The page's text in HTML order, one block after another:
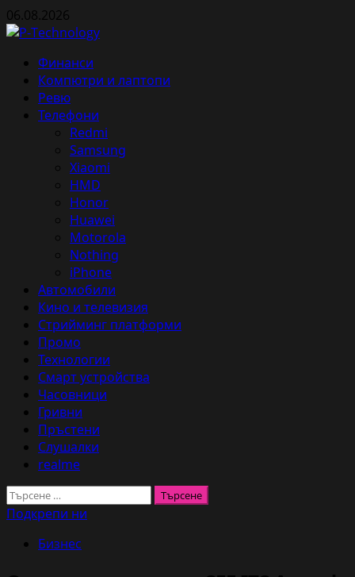
Skip
to
06.08.2026
Primary
Menu
Финанси
Компютри и лаптопи
Ревю
Телефони
Redmi
Samsung
Xiaomi
HMD
Honor
Huawei
Motorola
Nothing
iPhone
Автомобили
Кино и телевизия
Стрийминг платформи
Промо
Технологии
Смарт устройства
Часовници
Гривни
Пръстени
Слушалки
realme
Търсене
за:
Подкрепи ни
Бизнес